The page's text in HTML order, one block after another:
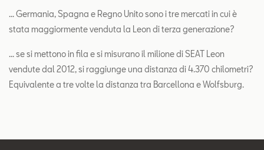
… Germania, Spagna e Regno Unito sono i tre mercati in cui è
stata maggiormente venduta la Leon di terza generazione?
… se si mettono in fila e si misurano il milione di SEAT Leon
vendute dal 2012, si raggiunge una distanza di 4.370 chilometri?
Equivalente a tre volte la distanza tra Barcellona e Wolfsburg.